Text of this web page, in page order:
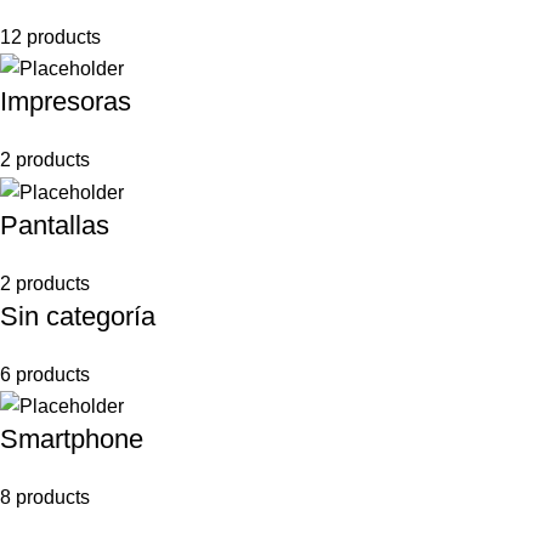
12 products
Impresoras
2 products
Pantallas
2 products
Sin categoría
6 products
Smartphone
8 products